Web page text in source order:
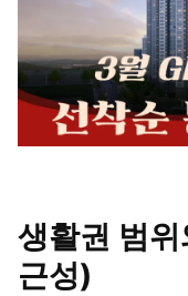
생활권 범
근성)